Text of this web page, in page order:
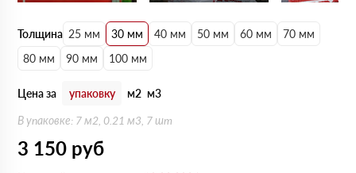
Толщина 25 мм 30 мм 40 мм 50 мм 60 мм
70 мм
80 мм
90 мм 100 мм
Цена за упаковку м2 м3
В упаковке: 7 м2, 0.21 м3, 7 шт
3 150 руб